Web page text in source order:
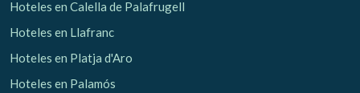
Hoteles en Calella de Palafrugell
Hoteles en Llafranc
Hoteles en Platja d'Aro
Hoteles en Palamós